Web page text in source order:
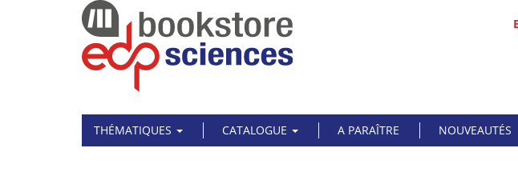
THÉMATIQUES
CATALOGUE A PARAÎTRE NOUVEAUTÉS